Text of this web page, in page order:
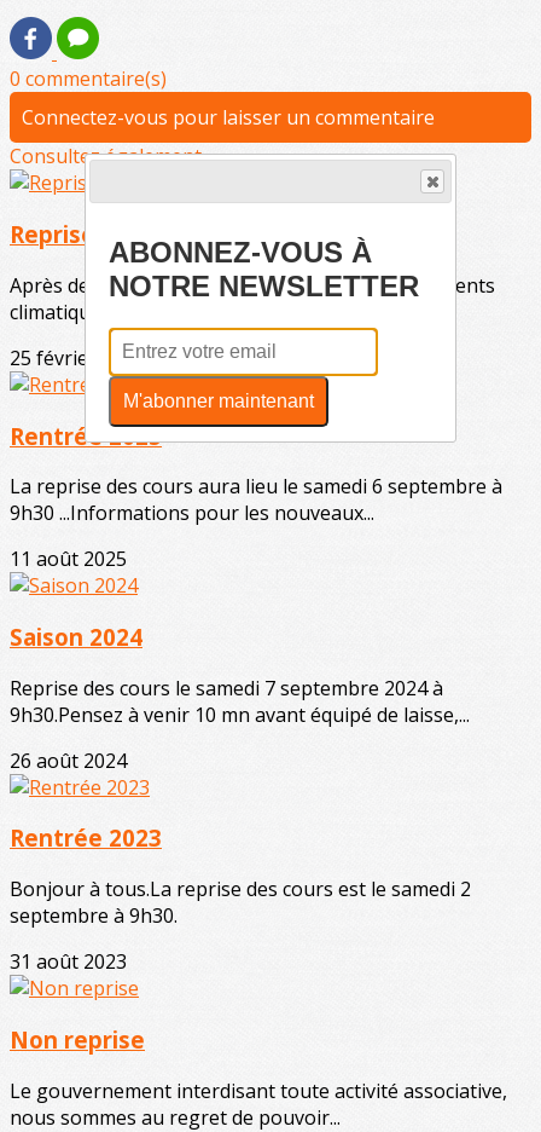
0 commentaire(s)
Connectez-vous pour laisser un commentaire
Consultez également
Reprise des cours
Après deux mois d'interruption suite aux évènements
climatiques (innondations et tempêtes), nous...
25 février 2026
Rentrée 2025
La reprise des cours aura lieu le samedi 6 septembre à
9h30 ...Informations pour les nouveaux...
11 août 2025
Saison 2024
Reprise des cours le samedi 7 septembre 2024 à
9h30.Pensez à venir 10 mn avant équipé de laisse,...
26 août 2024
Rentrée 2023
Bonjour à tous.La reprise des cours est le samedi 2
septembre à 9h30.
31 août 2023
Non reprise
Le gouvernement interdisant toute activité associative,
nous sommes au regret de pouvoir...
ABONNEZ-VOUS À
NOTRE NEWSLETTER
M'abonner maintenant